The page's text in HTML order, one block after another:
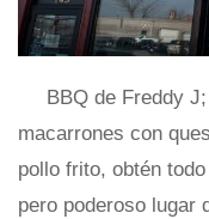
BBQ de Freddy
macarrones con
pollo frito, obtén
pero poderoso lugar